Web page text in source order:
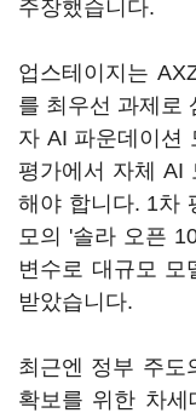
주장했습니다.
업스테이지는
를 최우선 과제로
자 AI 파운데이션
평가에서 자체 AI
해야 합니다. 1차
모의 '솔라 오픈
변수로 대규모 모
받았습니다.
최근엔 정부 주도
확보를 위한 차